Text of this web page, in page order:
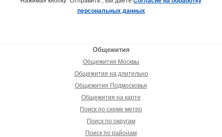
персональных данных
Общежития
Общежития Москвы
Общежития на длительно
Общежития Подмосковья
Общежития на карте
Поиск по схеме метро
Поиск по округам
Поиск по районам